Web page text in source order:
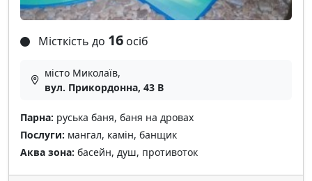
Місткість до 16 осіб
місто Миколаїв,
вул. Прикордонна, 43 В
Парна: руська баня, баня на дровах
Послуги: мангал, камін, банщик
Аква зона: басейн, душ, противоток